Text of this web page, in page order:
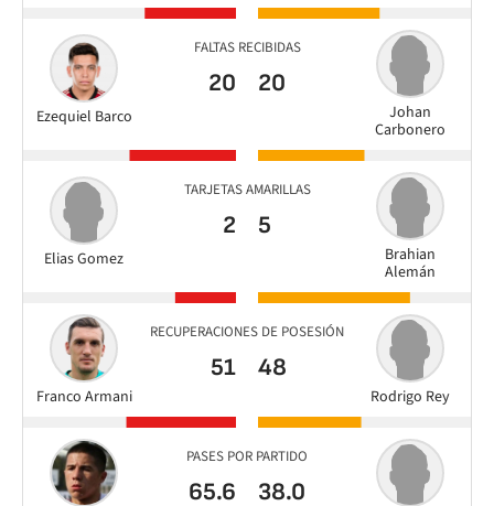
FALTAS RECIBIDAS
Ezequiel Barco
20
Johan
Carbonero
20
TARJETAS AMARILLAS
Elias Gomez
2
Brahian
Alemán
5
RECUPERACIONES DE POSESIÓN
Franco Armani
51
Rodrigo Rey
48
PASES POR PARTIDO
65.6 38.0